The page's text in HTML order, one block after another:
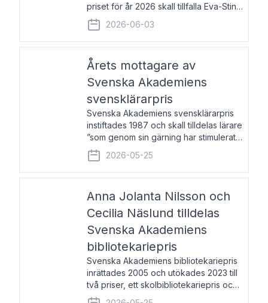
priset för år 2026 skall tillfalla Eva-Stina
Byggmästar, Magnus Dahlström, Matias
Faldbakken samt Espen Stueland.
Prisbeloppet är 200 000 svenska
2026-06-03
Årets mottagare av
Svenska Akademiens
svensklärarpris
Svenska Akademiens svensklärarpris
instiftades 1987 och skall tilldelas lärare
”som genom sin gärning har stimulerat
intresset hos unga människor för
svenska språket och litteraturen”.
Prisutdelning och samtal med
2026-05-25
Anna Jolanta Nilsson och
Cecilia Näslund tilldelas
Svenska Akademiens
bibliotekariepris
Svenska Akademiens bibliotekariepris
inrättades 2005 och utökades 2023 till
två priser, ett skolbibliotekariepris och
ett folkbibliotekariepris. Priserna skall